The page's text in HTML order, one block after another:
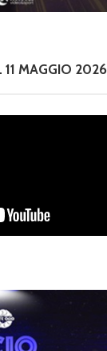
11 MAGGIO 2026